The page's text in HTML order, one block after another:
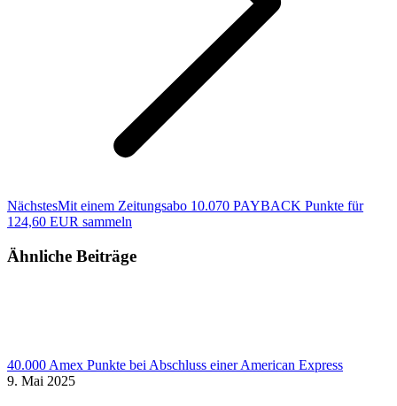
NächstesNächster
Beitrag:
Mit einem Zeitungsabo 10.070 PAYBACK Punkte für
124,60 EUR sammeln
Ähnliche Beiträge
40.000 Amex Punkte bei Abschluss einer American Express
9. Mai 2025